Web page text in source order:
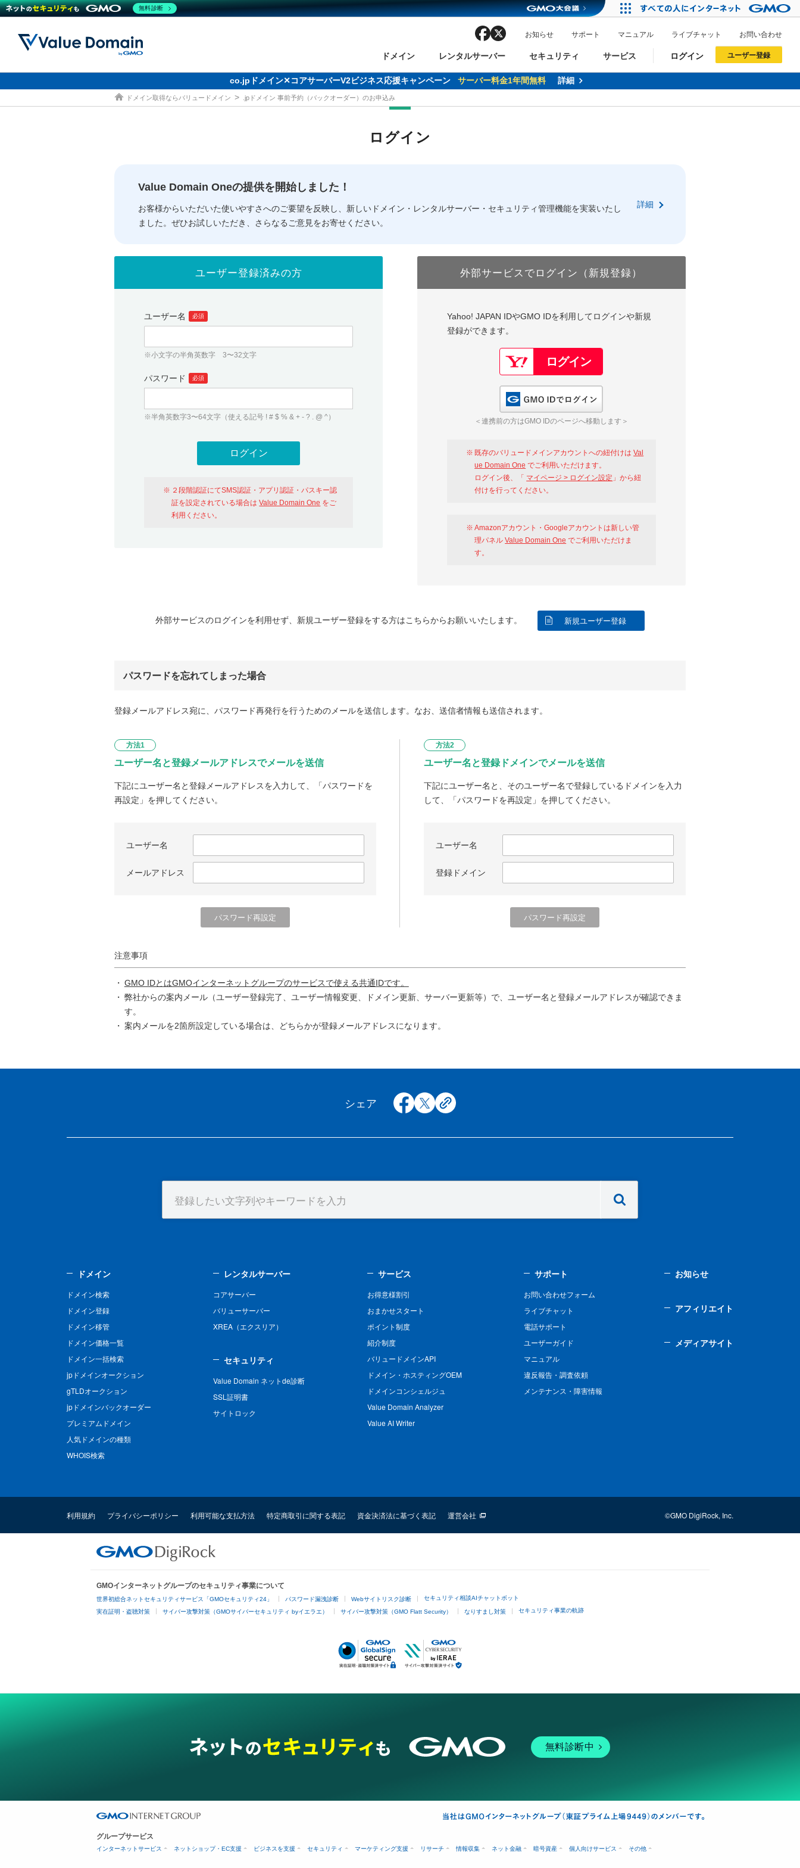
ドメイン
ドメイン ドメイン検索
ドメイン一括検索
人気ドメインの種類 WHOIS検索
レンタルサーバー
レンタルサーバー コアサーバー
セキュリティ
セキュリティ Value Domain ネットde診断
サービス
サービス お得意様割引
バリュードメインAPI
facebook お知らせ サポート マニュアル ライブチャット お問い合わせ
ログイン
従来のバリュードメインをご利用希望の方 おすすめ One レンタルサーバーを含む最新の機能を使う方
以下でもログイン可能
ユーザー登録
従来のバリュードメインをご利用希望の方 おすすめ One レンタルサーバーを含む最新の機能を使う方
以下でも登録可能
co.jpドメイン✕コアサーバーV2ビジネス応援キャンペーン サーバー料金1年間無料 詳細
Value Domain 24周年キャンペーン サーバー代 24%OFF クーポンGET＆商品購入で必ずポイントが当たるチャンス！
ドメイン取得ならバリュードメイン .jpドメイン 事前予約（バックオーダー）のお申込み
ログイン
Value Domain Oneの提供を開始しました！
お客様からいただいた使いやすさへのご要望を反映し、新しいドメイン・レンタルサーバー・セキュリティ管理機能を実装いたし
ました。ぜひお試しいただき、さらなるご意見をお寄せください。
詳細
ユーザー登録済みの方
ユーザー名 必須
※小文字の半角英数字 3〜32文字
パスワード 必須
※半角英数字3〜64文字（使える記号 ! # $ % & + - ? . @ ^）
２段階認証にてSMS認証・アプリ認証・パスキー認
証を設定されている場合はValue Domain One をご
利用ください。
外部サービスでログイン（新規登録）
Yahoo! JAPAN IDやGMO IDを利用してログインや新規
登録ができます。
＜連携前の方はGMO IDのページへ移動します＞
既存のバリュードメインアカウントへの紐付けはVal
ue Domain One でご利用いただけます。
ログイン後、「 マイページ > ログイン設定 」から紐
付けを行ってください。
Amazonアカウント・Googleアカウントは新しい管
理パネルValue Domain One でご利用いただけま
す。
外部サービスのログインを利用せず、新規ユーザー登録をする方はこちらからお願いいたします。 新規ユーザー登録
パスワードを忘れてしまった場合
登録メールアドレス宛に、パスワード再発行を行うためのメールを送信します。なお、送信者情報も送信されます。
方法1
ユーザー名と登録メールアドレスでメールを送信
下記にユーザー名と登録メールアドレスを入力して、「パスワードを
再設定」を押してください。
ユーザー名
メールアドレス
方法2
ユーザー名と登録ドメインでメールを送信
下記にユーザー名と、そのユーザー名で登録しているドメインを入力
して、「パスワードを再設定」を押してください。
ユーザー名
登録ドメイン
注意事項
GMO IDとはGMOインターネットグループのサービスで使える共通IDです。
弊社からの案内メール（ユーザー登録完了、ユーザー情報変更、ドメイン更新、サーバー更新等）で、ユーザー名と登録メールアドレスが確認できま
す。
案内メールを2箇所設定している場合は、どちらかが登録メールアドレスになります。
シェア facebook
x copy
ドメイン
ドメイン検索
ドメイン登録
ドメイン移管
ドメイン価格一覧
ドメイン一括検索
jpドメインオークション
gTLDオークション
jpドメインバックオーダー
プレミアムドメイン
人気ドメインの種類
WHOIS検索
レンタルサーバー
コアサーバー
バリューサーバー
XREA（エクスリア）
セキュリティ
Value Domain ネットde診断
SSL証明書
サイトロック
サービス
お得意様割引
おまかせスタート
ポイント制度
紹介制度
バリュードメインAPI
ドメイン・ホスティングOEM
ドメインコンシェルジュ
Value Domain Analyzer
Value AI Writer
サポート
お問い合わせフォーム
ライブチャット
電話サポート
ユーザーガイド
マニュアル
違反報告・調査依頼
メンテナンス・障害情報
お知らせ
アフィリエイト
メディアサイト
利用規約 プライバシーポリシー 利用可能な支払方法 特定商取引に関する表記 資金決済法に基づく表記 運営会社 ©GMO DigiRock, Inc.
GMOインターネットグループのセキュリティ事業について
世界初総合ネットセキュリティサービス「GMOセキュリティ24」 パスワード漏洩診断 Webサイトリスク診断 セキュリティ相談AIチャットボット
実在証明・盗聴対策 サイバー攻撃対策（GMOサイバーセキュリティ byイエラエ） サイバー攻撃対策（GMO Flatt Security） なりすまし対策 セキュリティ事業の軌跡
無料診断中
グループサービス
インターネットサービス ネットショップ・EC支援 ビジネスを支援 セキュリティ マーケティング支援 リサーチ 情報収集 ネット金融 暗号資産 個人向けサービス その他
無料診断